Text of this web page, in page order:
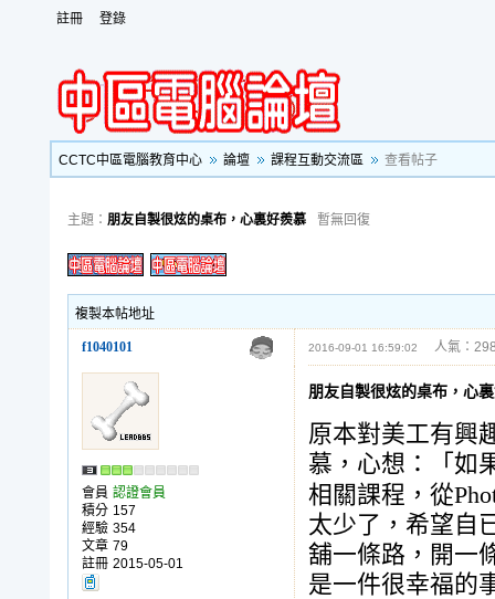
註冊 登錄
CCTC中區電腦教育中心 論壇 課程互動交流區 查看帖子
主題： 朋友自製很炫的桌布，心裏好羨慕 暫無回復
複製本帖地址
f1040101 2016-09-01 16:59:02 人氣：
會員 認證會員
積分 157
經驗 354
文章 79
註冊 2015-05-01
朋友自製很炫的桌布，心
原本對美工有興
慕，心想：「如
相關課程，從
太少了，希望自
舖一條路，開一
是一件很幸福的